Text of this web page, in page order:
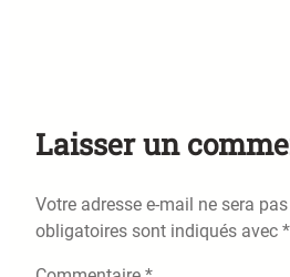
Laisser un
Votre adresse e-mail ne sera
obligatoires sont indiqués avec *